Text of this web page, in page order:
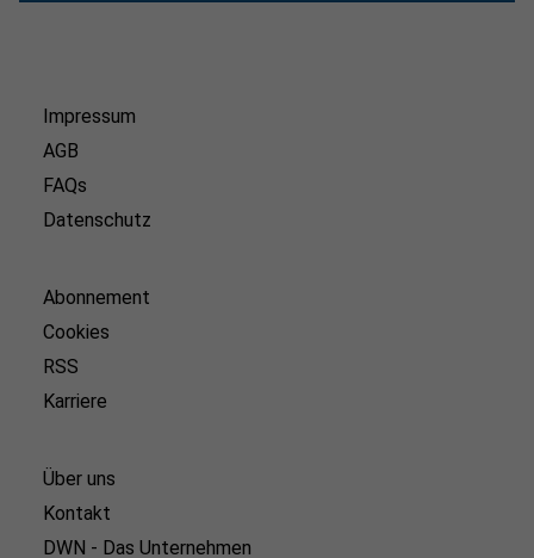
Impressum
AGB
FAQs
Datenschutz
Abonnement
Cookies
RSS
Karriere
Über uns
Kontakt
DWN - Das Unternehmen